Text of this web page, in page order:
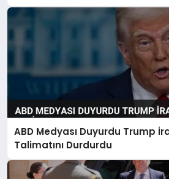
ABD Medyası Duyurdu Trump
Talimatını Durdurdu